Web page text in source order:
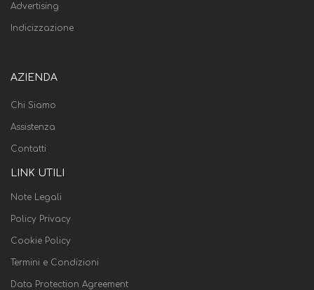
Advertising
Indicizzazione
AZIENDA
Chi Siamo
Assistenza
Contatti
LINK UTILI
Note Legali
Policy Privacy
Cookie Policy
Termini e Condizioni
Data Protection Agreement